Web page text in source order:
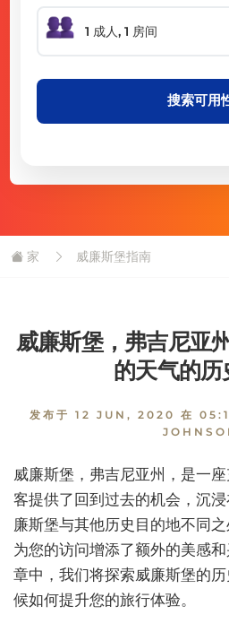
搜索可用
家 威廉斯堡指南
威廉斯堡，弗吉尼亚
的天气的历
发布于 12 JUN, 2020 在
威廉斯堡，弗吉尼亚州，是一
客提供了回到过去的机会，沉
廉斯堡与其他历史目的地不同
为您的访问增添了额外的美感
章中，我们将探索威廉斯堡的
候如何提升您的旅行体验。